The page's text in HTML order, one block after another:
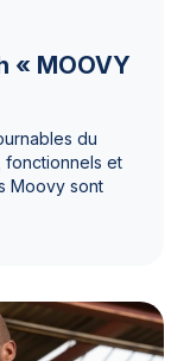
« MOOVY
du
fonctionnels et
Moovy sont